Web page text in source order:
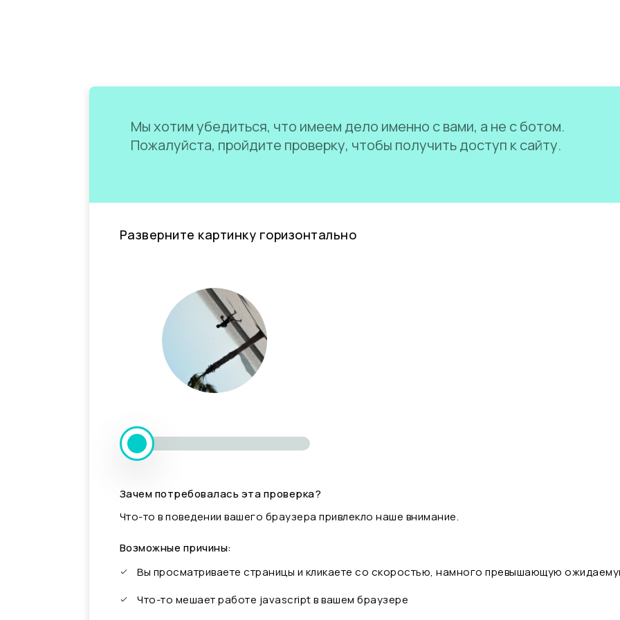
Мы хотим убедиться, что имеем дело именно с вами, а не с ботом.
Пожалуйста, пройдите проверку, чтобы получить доступ к сайту.
Разверните картинку горизонтально
Зачем потребовалась эта проверка?
Что-то в поведении вашего браузера привлекло наше внимание.
Возможные причины:
Вы просматриваете страницы и кликаете со скоростью, намного превышающую
Что-то мешает работе javascript в вашем браузере